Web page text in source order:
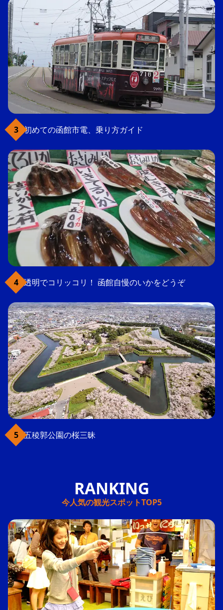
初めての函館市電、乗り方ガイド
透明でコリッコリ！ 函館自慢のいかをどうぞ
五稜郭公園の桜三昧
今人気の観光スポットTOP5